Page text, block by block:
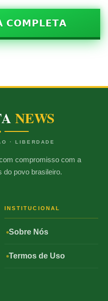
𝗖𝗢𝗠𝗣𝗟𝗘𝗧𝗔
NEWS
· LIBERDADE
compromisso com a
do povo brasileiro.
INSTITUCIONAL
Sobre Nós
Termos de Uso